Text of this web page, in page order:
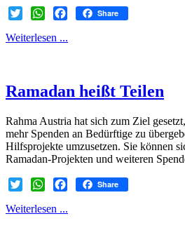
Share
Weiterlesen ...
Ramadan heißt Teilen
Rahma Austria hat sich zum Ziel
mehr Spenden an Bedürftige zu
Hilfsprojekte umzusetzen. Sie können
Ramadan-Projekten und weiteren
Share
Weiterlesen ...